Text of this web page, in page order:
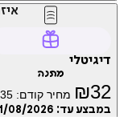
דיגיטלי
מתנה
₪32 מחיר קודם: 35
במבצע עד: 08/2026